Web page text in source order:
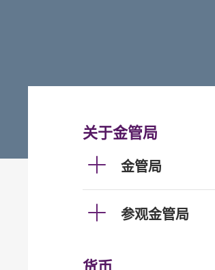
关于金管局
金管局
参观金管局